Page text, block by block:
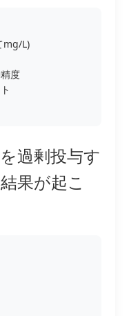
mg/L)
度
過剰投与す
果が起こ